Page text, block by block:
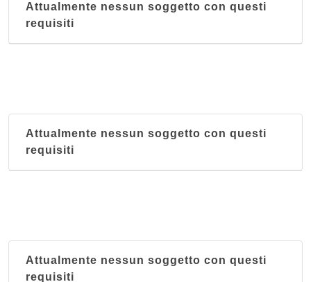
Attualmente nessun soggetto con questi
requisiti
Attualmente nessun soggetto con questi
requisiti
Attualmente nessun soggetto con questi
requisiti